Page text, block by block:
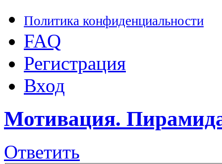
Политика конфиденциальности
FAQ
Регистрация
Вход
Мотивация.
Ответить